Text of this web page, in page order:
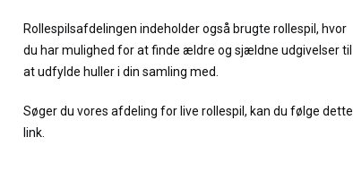
Rollespilsafdelingen indeholder også brugte rollespil, hvor
du har mulighed for at finde ældre og sjældne udgivelser til
at udfylde huller i din samling med.
Søger du vores afdeling for live rollespil, kan du følge dette
link.